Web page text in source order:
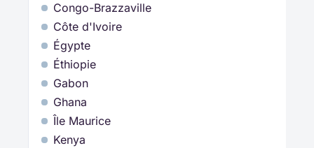
Congo-Brazzaville
Côte d'Ivoire
Égypte
Éthiopie
Gabon
Ghana
Île Maurice
Kenya